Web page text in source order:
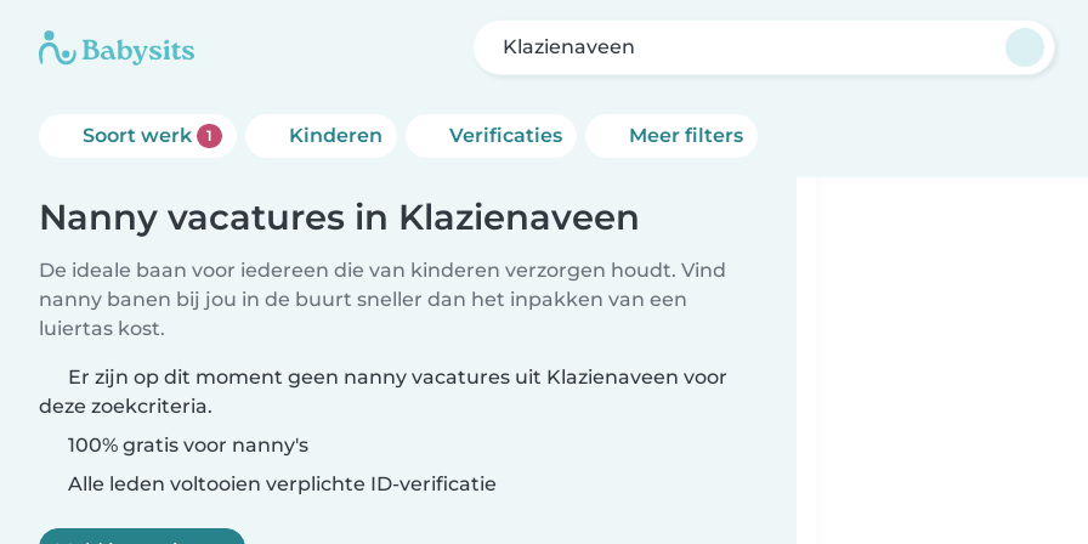
Klazienaveen
Soort werk 1 Kinderen Verificaties Meer filters
Nanny vacatures in Klazienaveen
De ideale baan voor iedereen die van kinderen verzorgen houdt. Vind
nanny banen bij jou in de buurt sneller dan het inpakken van een
luiertas kost.
Er zijn op dit moment geen nanny vacatures uit Klazienaveen voor
deze zoekcriteria.
100% gratis voor nanny's
Alle leden voltooien verplichte ID-verificatie